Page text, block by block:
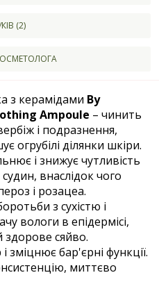
(2)
з керамідами By
Ampoule – чинить
і подразнення,
огрубілі ділянки шкіри.
і знижує чутливість
внаслідок чого
і розацеа.
з сухістю і
вологи в епідермісі,
здорове сяйво.
зміцнює бар'єрні функції.
миттєво